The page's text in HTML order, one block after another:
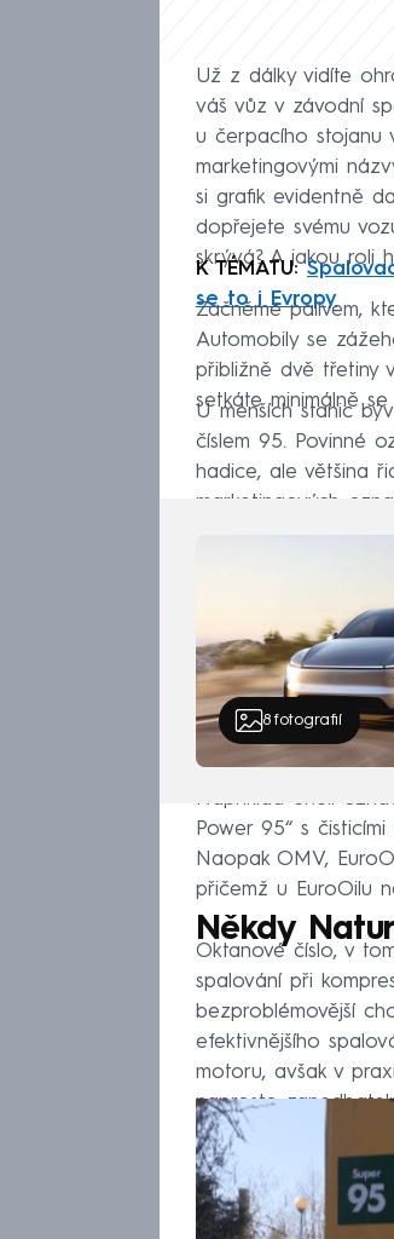
Už z dálky vidíte
váš vůz v závodní
u čerpacího stojanu
marketingovými
si grafik evidentně
dopřejete svému
skrývá? A jakou roli
K TÉMATU:
se to i Evropy
Začněme palivem,
Automobily se
přibližně dvě třetiny
setkáte minimálně
U menších stanic
číslem 95. Povinné
hadice, ale většina
marketingových
8fotografií
Například Shell
Power 95“ s
Naopak OMV,
přičemž u EuroOilu
Někdy
Oktanové číslo, v
spalování při
bezproblémovější
efektivnějšího
motoru, avšak v
naprosto